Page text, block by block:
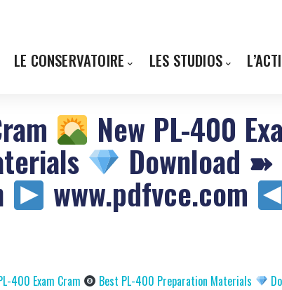
LE CONSERVATOIRE LES STUDIOS
New PL-400
Download
www.pdfvce.com
400 Exam Cram Best PL-400 Preparation Materials